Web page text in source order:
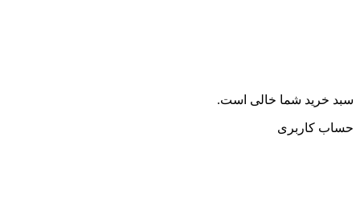
سبد خرید شما خالی است.
حساب کاربری